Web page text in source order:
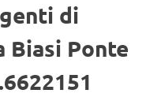
di
Biasi Ponte